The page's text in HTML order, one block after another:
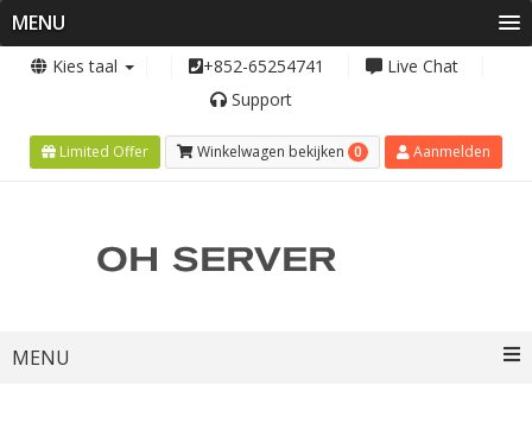
MENU
Kies taal +852-65254741
Live Chat
Support
Limited Offer Winkelwagen bekijken 0 Aanmelden
MENU